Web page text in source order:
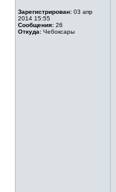
Зарегистрирован: 03 апр
2014 15:55
Сообщения: 26
Откуда: Чебоксары